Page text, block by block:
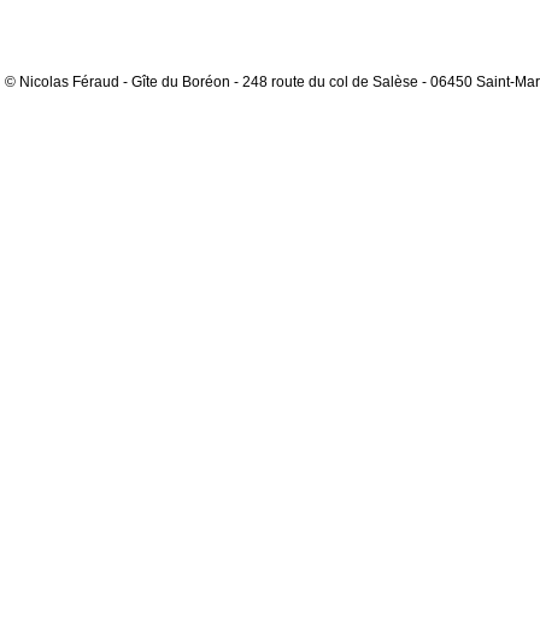
© Nicolas Féraud - Gîte du Boréon - 248 route du col de Salèse - 06450 Saint-